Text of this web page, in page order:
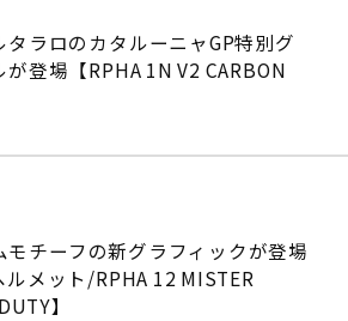
タラロのカタルーニャGP特別グ
登場【RPHA 1N V2 CARBON
モチーフの新グラフィックが登場
ルメット/RPHA 12 MISTER
】